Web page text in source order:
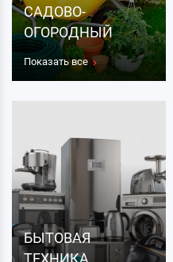
САДОВО-
ОГОРОДНЫЙ
ИНВЕНТАРЬ
Показать все
БЫТОВАЯ
ТЕХНИКА